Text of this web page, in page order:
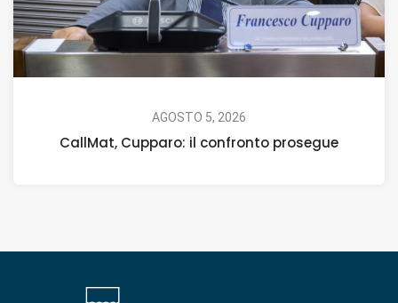
AGOSTO 5, 2026
CallMat, Cupparo: il confronto prosegue